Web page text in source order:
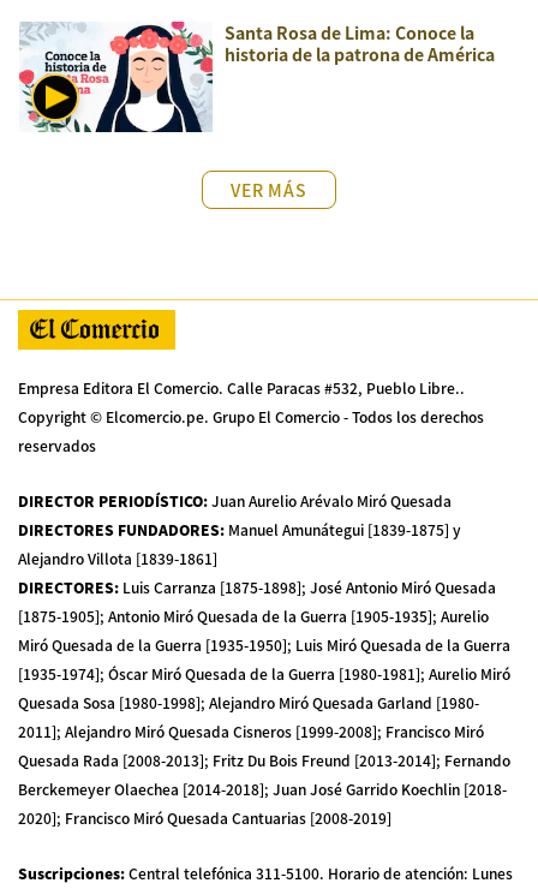
Santa Rosa de Lima: Conoce la
historia de la patrona de América
VER MÁS
Empresa Editora El Comercio. Calle Paracas #532, Pueblo Libre..
Copyright © Elcomercio.pe. Grupo El Comercio - Todos los derechos
reservados
DIRECTOR PERIODÍSTICO:Juan Aurelio Arévalo Miró Quesada
DIRECTORES FUNDADORES: Manuel Amunátegui [1839-1875] y
Alejandro Villota [1839-1861]
DIRECTORES: Luis Carranza [1875-1898]; José Antonio Miró Quesada
[1875-1905]; Antonio Miró Quesada de la Guerra [1905-1935]; Aurelio
Miró Quesada de la Guerra [1935-1950]; Luis Miró Quesada de la Guerra
[1935-1974]; Óscar Miró Quesada de la Guerra [1980-1981]; Aurelio Miró
Quesada Sosa [1980-1998]; Alejandro Miró Quesada Garland [1980-
2011]; Alejandro Miró Quesada Cisneros [1999-2008]; Francisco Miró
Quesada Rada [2008-2013]; Fritz Du Bois Freund [2013-2014]; Fernando
Berckemeyer Olaechea [2014-2018]; Juan José Garrido Koechlin [2018-
2020]; Francisco Miró Quesada Cantuarias [2008-2019]
Suscripciones:Central telefónica 311-5100. Horario de atención: Lunes